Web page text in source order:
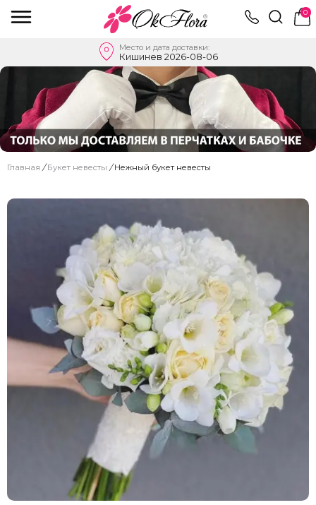
0
Место и дата доставки:
Кишинев 2026-08-06
Главная / Букет невесты / Нежный букет невесты